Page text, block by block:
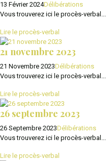
13 Février 2024Délibérations
Vous trouverez ici le procès-verbal...
Lire le procès-verbal
21 novembre 2023
21 Novembre 2023Délibérations
Vous trouverez ici le procès-verbal...
Lire le procès-verbal
26 septembre 2023
26 Septembre 2023Délibérations
Vous trouverez ici le procès-verbal...
Lire le procès-verbal